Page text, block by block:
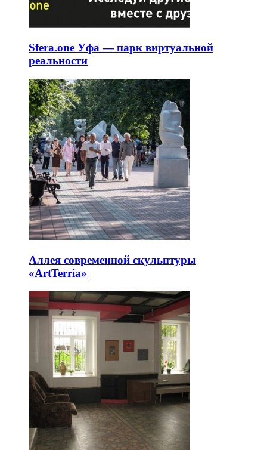
Sfera.one Уфа — парк виртуальной
реальности
Аллея современной скульптуры
«ArtTerria»